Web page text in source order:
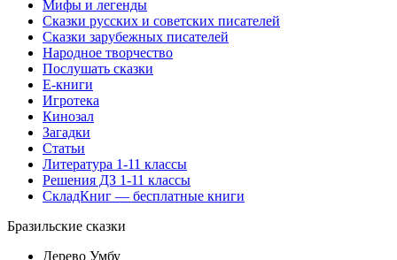
Мифы и легенды
Сказки русских и советских писателей
Сказки зарубежных писателей
Народное творчество
Послушать сказки
Е-книги
Игротека
Кинозал
Загадки
Статьи
Литература 1-11 классы
Решения ДЗ 1-11 классы
СкладКниг — бесплатные книги
Бразильские сказки
Дерево Умбу